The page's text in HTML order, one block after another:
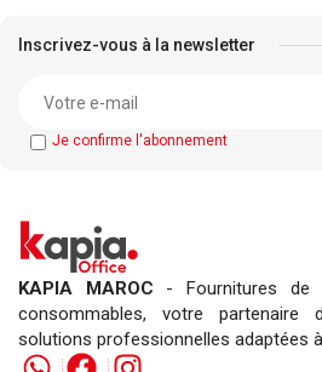
Inscrivez-vous à la newsletter
Je confirme l'abonnement
KAPIA MAROC - Fournitures de
consommables, votre
solutions professionnelles adaptées